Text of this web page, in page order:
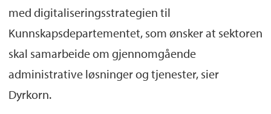
med digitaliseringsstrategien til
Kunnskapsdepartementet, som ønsker at sektoren
skal samarbeide om gjennomgående
administrative løsninger og tjenester, sier
Dyrkorn.